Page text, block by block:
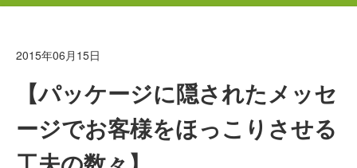
2015年06月15日
【パッケージに隠されたメッセ
ージでお客様をほっこりさせる